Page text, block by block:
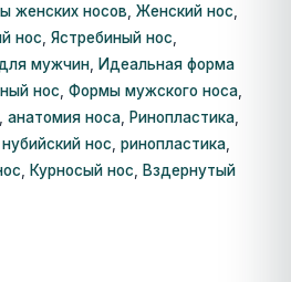
женских носов Женский нос
нос Ястребиный нос
мужчин
Идеальная форма
нос Формы мужского носа
анатомия носа Ринопластика
нубийский нос ринопластика
Курносый нос
Вздернутый